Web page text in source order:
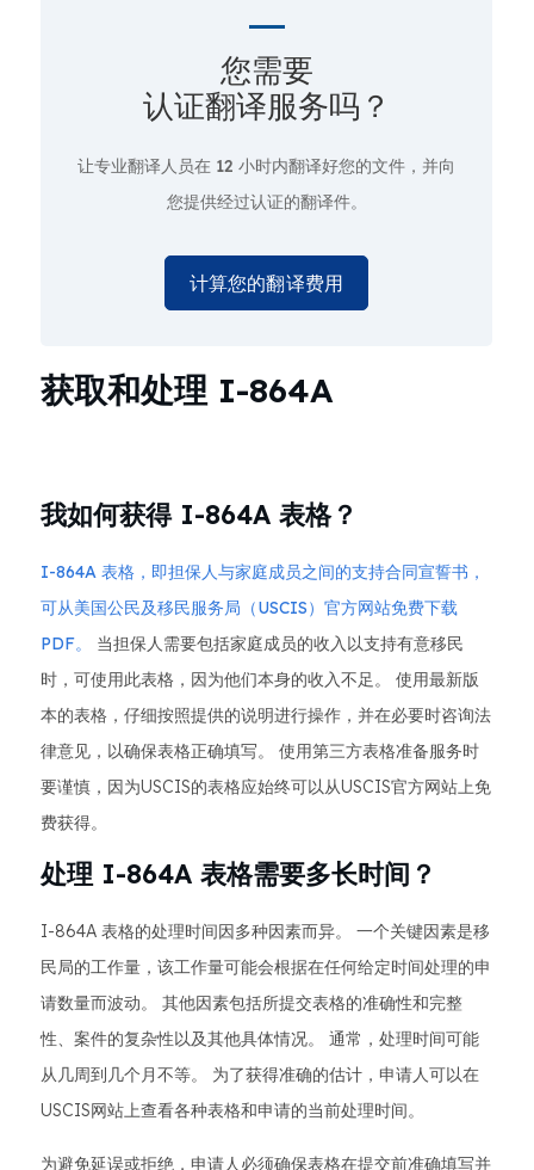
您需要
认证翻译服务吗？
让专业翻译人员在 12 小时内翻译好您的文件，并向
您提供经过认证的翻译件。
计算您的翻译费用
获取和处理 I-864A
我如何获得 I-864A 表格？
I-864A 表格，即担保人与家庭成员之间的支持合同宣誓书，
可从美国公民及移民服务局（USCIS）官方网站免费下载
PDF。
当担保人需要包括家庭成员的收入以支持有意移民
时，可使用此表格，因为他们本身的收入不足。 使用最新版
本的表格，仔细按照提供的说明进行操作，并在必要时咨询法
律意见，以确保表格正确填写。 使用第三方表格准备服务时
要谨慎，因为USCIS的表格应始终可以从USCIS官方网站上免
费获得。
处理 I-864A 表格需要多长时间？
I-864A 表格的处理时间因多种因素而异。 一个关键因素是移
民局的工作量，该工作量可能会根据在任何给定时间处理的申
请数量而波动。 其他因素包括所提交表格的准确性和完整
性、案件的复杂性以及其他具体情况。 通常，处理时间可能
从几周到几个月不等。 为了获得准确的估计，申请人可以在
USCIS网站上查看各种表格和申请的当前处理时间。
为避免延误或拒绝，申请人必须确保表格在提交前准确填写并